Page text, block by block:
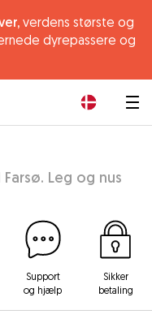
verdens største og
dyrepassere og
Leg og nus
Support
og hjælp
Sikker
betaling